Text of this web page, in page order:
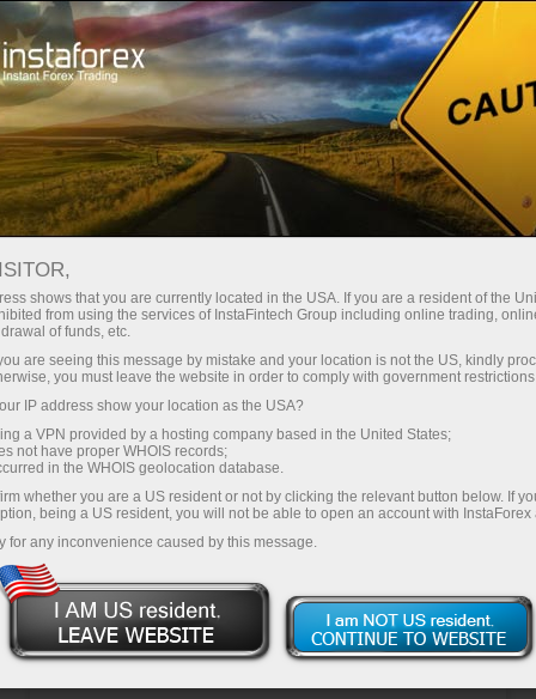
Свяжитесь с нами
Vakansiyalar
Kompaniyaning har qanday muvaffaqiyati
ortida haqiqiy insonlar - kompaniyaning
xodimlari turadi.
Присоединяйтесь к сильной и сплоченной
команде профессионалов, где каждый любит
свое дело и обладает соответствующей
квалификацией.
Присылайте свое резюме
shows that you are currently located in the USA. If you are a resident of the
from using the services of InstaFintech Group including online trading,
of funds, etc.
are seeing this message by mistake and your location is not the US, kindly
you must leave the website in order to comply with government
IP address show your location as the USA?
a VPN provided by a hosting company based in the United States;
not have proper WHOIS records;
in the WHOIS geolocation database.
whether you are a US resident or not by clicking the relevant button below. If
being a US resident, you will not be able to open an account with InstaForex
for any inconvenience caused by this message.